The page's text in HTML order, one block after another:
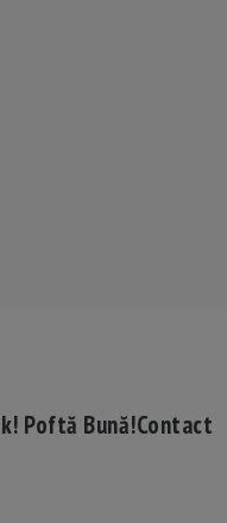
Poftă Bună!Contact